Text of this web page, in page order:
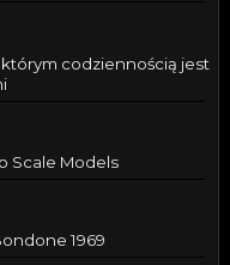
codziennością jest
Scale Models
1969